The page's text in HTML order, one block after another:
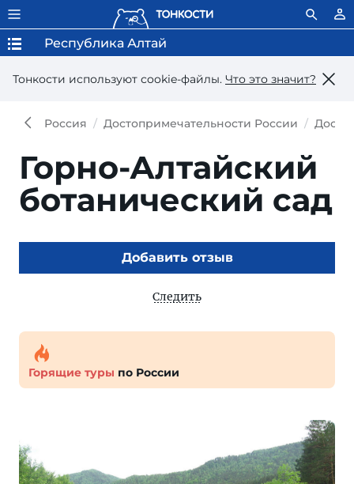
Тонкости используют сookie-файлы. Что это значит?
Республика Алтай
Россия Достопримечательности России
Горно-Алтайский
ботанический сад
Добавить отзыв
Следить
Горящие туры по России